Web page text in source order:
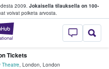
2009. Jokaisella tilauksella on 100-
voivat poiketa arvosta.
StubHub -
lippuja
Tickets
Theatre, London, London